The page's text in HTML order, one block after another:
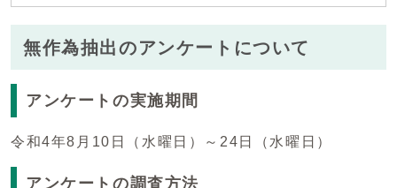
無作為抽出のアンケートについて
アンケートの実施期間
令和4年8月10日（水曜日）～24日（水曜日）
アンケートの調査方法